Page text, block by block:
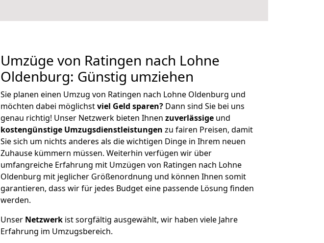
Umzüge von Ratingen nach Lohne
Oldenburg: Günstig umziehen
Sie planen einen Umzug von Ratingen nach Lohne Oldenburg und
möchten dabei möglichstviel Geld sparen? Dann sind Sie bei uns
genau richtig! Unser Netzwerk bieten Ihnen zuverlässige und
kostengünstige Umzugsdienstleistungen zu fairen Preisen, damit
Sie sich um nichts anderes als die wichtigen Dinge in Ihrem neuen
Zuhause kümmern müssen. Weiterhin verfügen wir über
umfangreiche Erfahrung mit Umzügen von Ratingen nach Lohne
Oldenburg mit jeglicher Größenordnung und können Ihnen somit
garantieren, dass wir für jedes Budget eine passende Lösung finden
werden.
Unser Netzwerk ist sorgfältig ausgewählt, wir haben viele Jahre
Erfahrung im Umzugsbereich.